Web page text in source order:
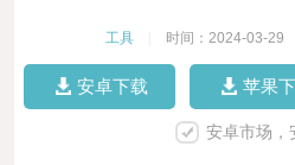
工具 时间：2024-03-29
安卓下载 苹果
安卓市场，